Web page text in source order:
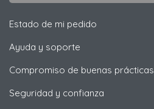
Estado de mi pedido
Ayuda y soporte
Compromiso de buenas prácticas
Seguridad y confianza